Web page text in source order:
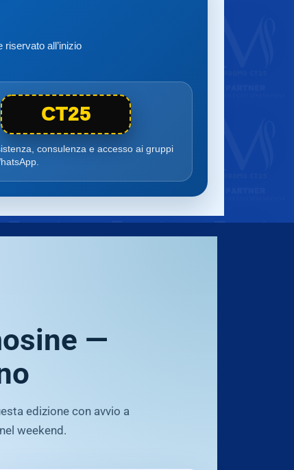
all’inizio
CT25
consulenza e accesso ai gruppi
—
edizione con avvio a
weekend.